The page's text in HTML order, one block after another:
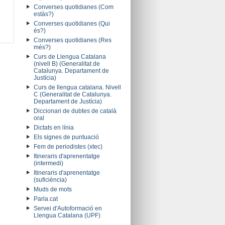
Converses quotidianes (Com
estàs?)
Converses quotidianes (Qui
és?)
Converses quotidianes (Res
més?)
Curs de Llengua Catalana
(nivell B) (Generalitat de
Catalunya. Departament de
Justícia)
Curs de llengua catalana. Nivell
C (Generalitat de Catalunya.
Departament de Justícia)
Diccionari de dubtes de català
oral
Dictats en línia
Els signes de puntuació
Fem de periodistes (xtec)
Itineraris d'aprenentatge
(intermedi)
Itineraris d'aprenentatge
(suficiència)
Muds de mots
Parla.cat
Servei d'Autoformació en
Llengua Catalana (UPF)